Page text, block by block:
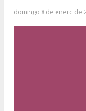
domingo 8 de enero de